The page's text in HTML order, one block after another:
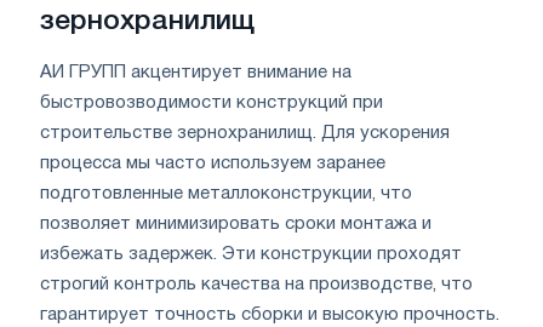
зернохранилищ
АИ ГРУПП акцентирует внимание на
быстровозводимости конструкций при
строительстве зернохранилищ. Для ускорения
процесса мы часто используем заранее
подготовленные металлоконструкции, что
позволяет минимизировать сроки монтажа и
избежать задержек. Эти конструкции проходят
строгий контроль качества на производстве, что
гарантирует точность сборки и высокую прочность.